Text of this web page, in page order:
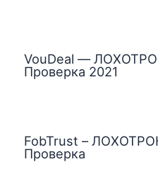
VouDeal —
Проверка 2021
FobTrust –
Проверка